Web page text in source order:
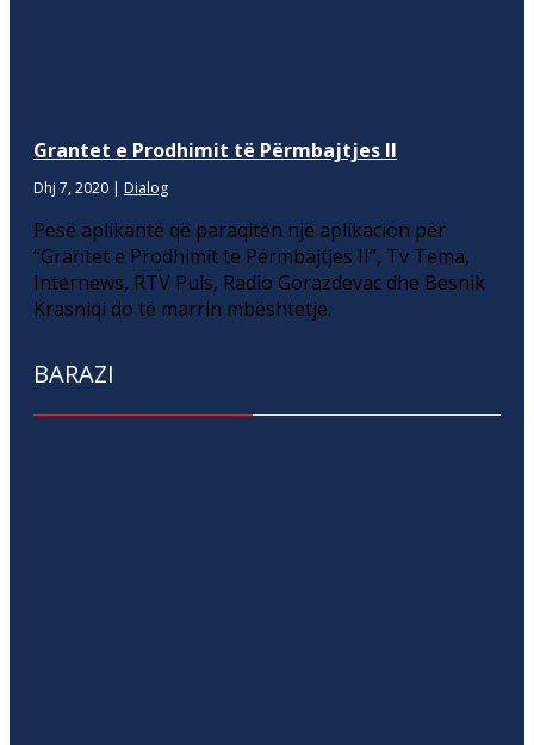
Grantet e Prodhimit të Përmbajtjes II
Dhj 7, 2020 | Dialog
Pesë aplikantë që paraqitën një aplikacion për
“Grantet e Prodhimit të Përmbajtjes II”, Tv Tema,
Internews, RTV Puls, Radio Gorazdevac dhe Besnik
Krasniqi do të marrin mbështetje.
BARAZI